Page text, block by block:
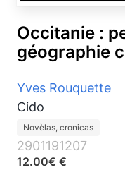
Occitanie :
géographie
Yves Rouquette
Cido
Novèlas, cronicas
2901191207
12.00€ €